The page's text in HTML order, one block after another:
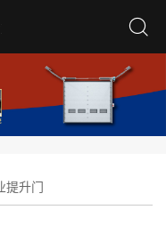
提升门